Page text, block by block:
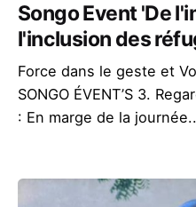
Songo Event 'De
l'inclusion des
Force dans le geste et
SONGO ÉVENT’S 3.
: En marge de la